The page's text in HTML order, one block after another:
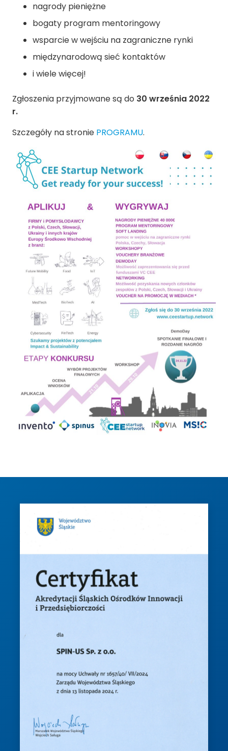
nagrody pieniężne
bogaty program mentoringowy
wsparcie w wejściu na zagraniczne rynki
międzynarodową sieć kontaktów
i wiele więcej!
Zgłoszenia przyjmowane są do 30 września 2022
r.
Szczegóły na stronie PROGRAMU.